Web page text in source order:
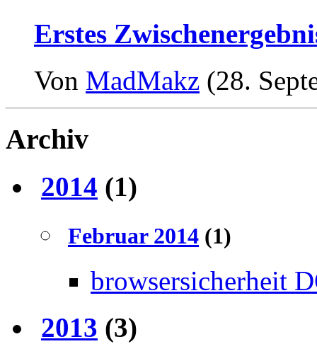
Erstes
Von MadMakz (28.
Archiv
2014 (1)
Februar 2014 (1)
browsersicherheit
2013 (3)